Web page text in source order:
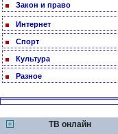
Закон и право
Интернет
Спорт
Культура
Разное
ТВ онлайн